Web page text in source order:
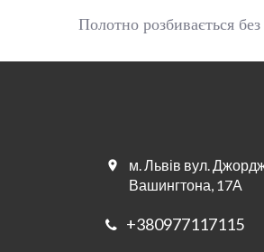
Полотно розбивається
м. Львів вул.
Вашингтона, 17А
+380977117115